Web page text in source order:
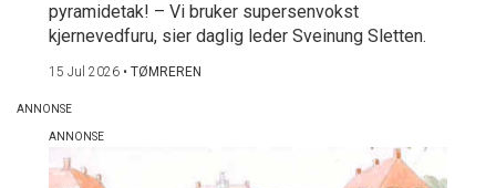
pyramidetak! – Vi bruker supersenvokst
kjernevedfuru, sier daglig leder Sveinung Sletten.
15 Jul 2026 • TØMREREN